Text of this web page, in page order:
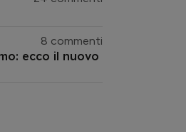
8 commenti
ecco il nuovo